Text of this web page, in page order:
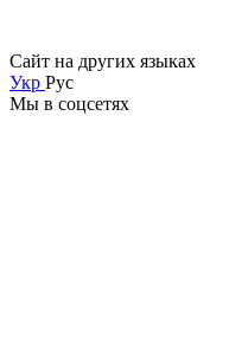
Сайт на других языках
Укр Рус
Мы в соцсетях